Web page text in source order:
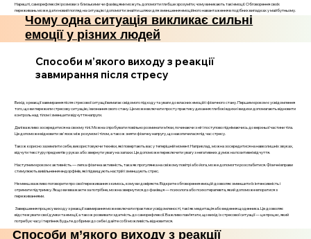
Нарешті, саморефлексія і розмови з близькими чи фахівцями можуть допомогти глибше зрозуміти, чому виникають такі емоції. Обговорення своїх
переживань може дати новий погляд на ситуацію і допомогти знайти шляхи для зменшення емоційного навантаження в подібних випадках у майбутньому.
Чому одна ситуація викликає сильні
емоції у різних людей
Способи м’якого виходу з реакції
завмирання після стресу
Вихід з реакції завмирання після стресової ситуації вимагає свідомого підходу та уваги до власних емоцій і фізичного стану. Першим кроком є усвідомлення
того, що ви пережили стресову ситуацію, і визнання свого стану. Це може включати просту практику дихання: глибокі вдихи і видихи допомагають відновити
контроль над тілом і зменшити відчуття напруги.
Далі важливо зосередитися на своєму тілі. Можна спробувати повільно розминати м’язи, починаючи з ніг і поступово піднімаючись до верхньої частини тіла.
Це допоможе відновити зв'язок між розумом і тілом, а також зняти фізичну напругу, що накопичилася під час стресу.
Також корисно заземлити себе, використовуючи техніки, які повертають вас у теперішній момент. Наприклад, можна зосередитися на навколишніх звуках,
відчути текстуру предметів у руках або звернути увагу на запахи. Це допоможе переключити увагу з негативних думок на позитивні відчуття.
Наступним кроком є активність — легка фізична активність, така як прогулянка на свіжому повітрі або йога, може допомогти розслабитися. Фізичні вправи
стимулюють вивільнення ендорфінів, які підвищують настрій і зменшують стрес.
Не менш важливо поговорити про свої переживання з кимось, кому ви довіряєте. Відкрите обговорення емоцій дозволяє зменшити їх інтенсивність і
отримати підтримку. Якщо ви вважаєте за потрібне, можна звернутися до фахівця — психолога або психотерапевта, який допоможе впоратися з
переживаннями.
Завершення процесу виходу з реакції завмирання може включати практики усвідомленості, такі як медитація або ведення щоденника. Це дозволяє
відстежувати свої думки та емоції, а також розвивати здатність до саморефлексії. Важливо пам’ятати, що вихід із стресової ситуації — це процес, який
потребує часу і терпіння. Будьте добрими до себе і дайте собі можливість відновитися.
Способи м’якого виходу з реакції